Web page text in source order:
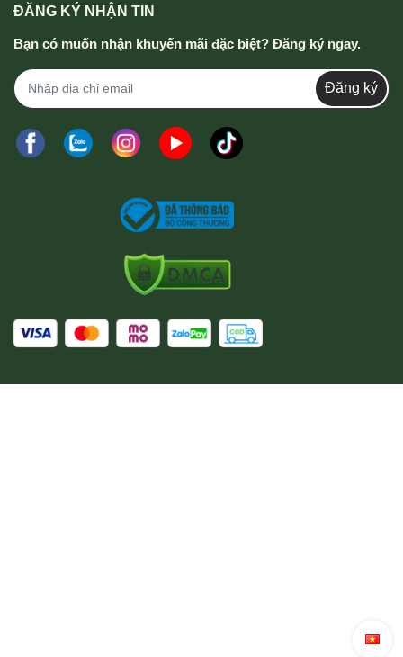
ĐĂNG KÝ NHẬN TIN
Bạn có muốn nhận khuyến mãi đặc biệt? Đăng ký ngay.
Đăng ký